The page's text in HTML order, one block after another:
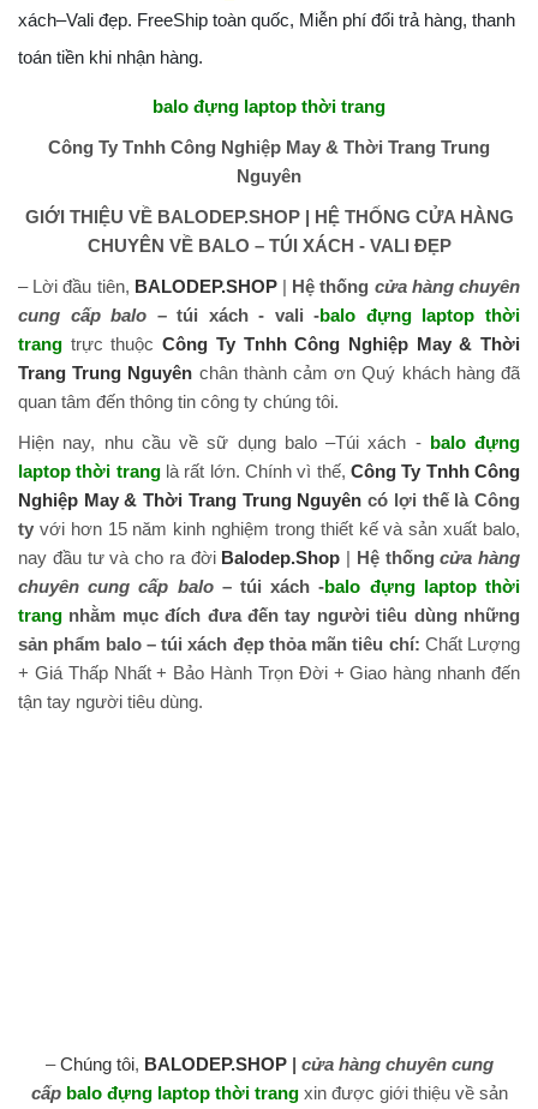
hiệu TN Bags & Xbags:
[Hỗ trợ in Logo/thông tin khách hàng lên Sản phẩm chỉ từ
+ May Balo–Túi xách–Đồng phục theo yêu cầu:
xách–Vali đẹp. FreeShip toàn quốc, Miễn phí đổi trả hàng, thanh
toán tiền khi nhận hàng.
balo đựng laptop thời trang
Công Ty Tnhh Công Nghiệp May & Thời Trang Trung
Nguyên
GIỚI THIỆU VỀ BALODEP.SHOP | HỆ THỐNG CỬA HÀNG
CHUYÊN VỀ BALO – TÚI XÁCH - VALI ĐẸP
– Lời đầu tiên, BALODEP.SHOP | Hệ thống cửa hàng chuyên
cung cấp balo – túi xách - vali -balo đựng laptop thời
trang trực thuộcCông Ty Tnhh Công Nghiệp May & Thời
Trang Trung Nguyên chân thành cảm ơn Quý khách hàng đã
quan tâm đến thông tin công ty chúng tôi.
Hiện nay, nhu cầu về sữ dụng balo –Túi xách - balo đựng
laptop thời trang là rất lớn. Chính vì thế,Công Ty Tnhh Công
Nghiệp May & Thời Trang Trung Nguyên có lợi thế là Công
ty với hơn 15 năm kinh nghiệm trong thiết kế và sản xuất balo,
nay đầu tư và cho ra đời Balodep.Shop | Hệ thốngcửa hàng
chuyên cung cấp balo– túi xách -balo đựng laptop thời
trang nhằm mục đích đưa đến tay người tiêu dùng những
sản phẩm balo – túi xách đẹp thỏa mãn tiêu chí: Chất Lượng
+ Giá Thấp Nhất + Bảo Hành Trọn Đời + Giao hàng nhanh đến
tận tay người tiêu dùng.
–Chúng tôi, BALODEP.SHOP| cửa hàng chuyên cung
cấp balo đựng laptop thời trang xin được giới thiệu về sản